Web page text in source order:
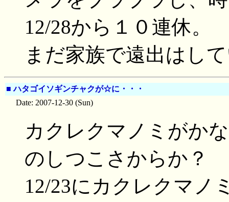
12/28から１０連休。
まだ家族で遠出はし
■ ハタゴイソギンチャクが☆に・・・
Date: 2007-12-30 (Sun)
カクレクマノミがか
のしつこさからか？
12/23にカクレクマノ